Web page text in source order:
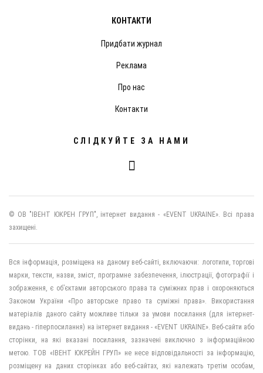
КОНТАКТИ
Придбати журнал
Реклама
Про нас
Контакти
СЛІДКУЙТЕ ЗА НАМИ
© ОВ "ІВЕНТ ЮКРЕН ГРУП", інтернет видання - «EVENT UKRAINE». Всі права
захищені.
Вся інформація, розміщена на даному веб-сайті, включаючи: логотипи, торгові
марки, тексти, назви, зміст, програмне забезпечення, ілюстрації, фотографії і
зображення, є об’єктами авторського права та суміжних прав і охороняються
Законом України «Про авторське право та суміжні права». Використання
матеріалів даного сайту можливе тільки за умови посилання (для інтернет-
видань - гіперпосилання) на інтернет видання - «EVENT UKRAINE». Веб-сайти або
сторінки, на які вказані посилання, зазначені виключно з інформаційною
метою. ТОВ «ІВЕНТ ЮКРЕЙН ГРУП» не несе відповідальності за інформацію,
розміщену на даних сторінках або веб-сайтах, які належать третім особам,